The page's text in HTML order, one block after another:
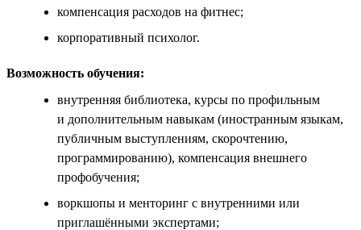
компенсация расходов на фитнес;
корпоративный психолог.
Возможность обучения:
внутренняя библиотека, курсы по профильным
и дополнительным навыкам (иностранным языкам,
публичным выступлениям, скорочтению,
программированию), компенсация внешнего
профобучения;
воркшопы и менторинг с внутренними или
приглашёнными экспертами;